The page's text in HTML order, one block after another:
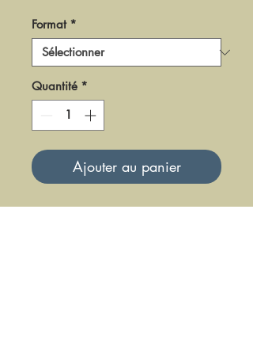
Format *
Quantité *
Ajouter au panier
DLGF-02